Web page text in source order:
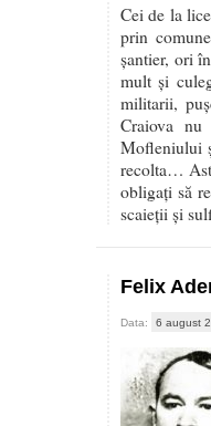
Cei de la
prin
șantier, ori
mult și
militarii,
Craiova
Mofleniului
recolta…
obligați să
scaieții și
Felix
Data: 6 august